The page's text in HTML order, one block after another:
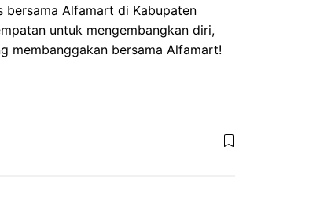
bersama Alfamart di Kabupaten
untuk mengembangkan diri,
membanggakan bersama Alfamart!